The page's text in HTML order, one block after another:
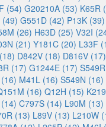
(54) G20210A (53) K65R
(49) G551D (42) P13K (39)
(26) H63D (25) V32I
(21) Y181C (20) L33F
D842V (18) D816V (17)
(17) G1244E (17)
M41L (16) S549N (16)
(16) Q12H (15)
C797S (14) L90M (13)
(13) L89V (13) L210W